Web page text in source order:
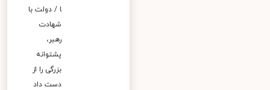
ا / دولت با
شهادت
رهبر،
پشتوانه
بزرگی را از
دست داد